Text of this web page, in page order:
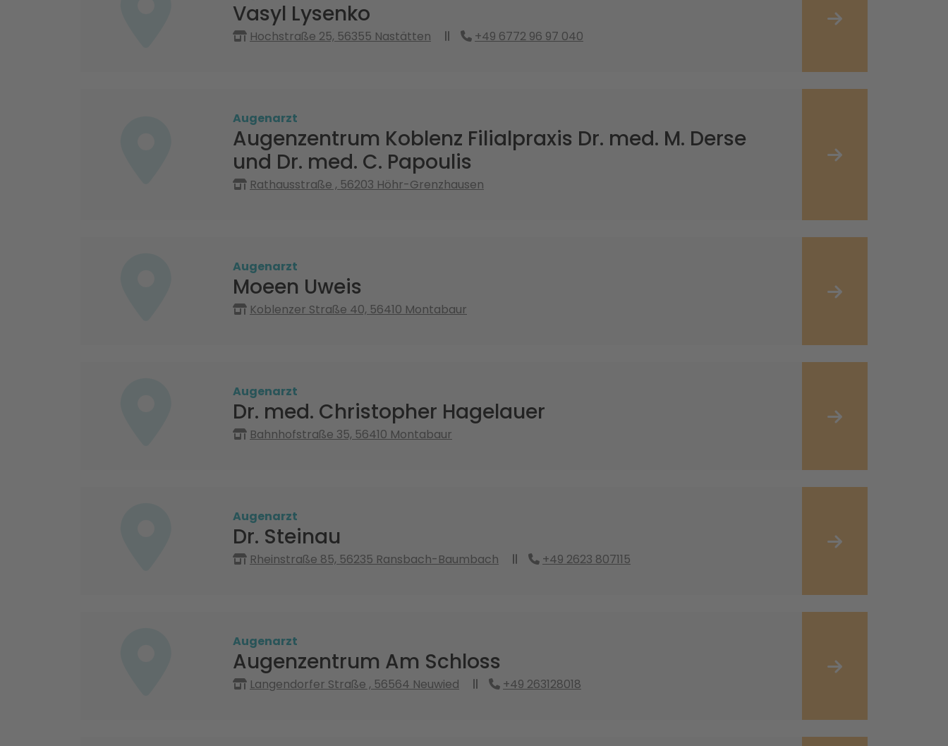
Vasyl Lysenko
Hochstraße 25, 56355 Nastätten +49 6772 96 97 040
Augenarzt
Augenzentrum Koblenz Filialpraxis Dr. med. M. Derse
und Dr. med. C. Papoulis
Rathausstraße , 56203 Höhr-Grenzhausen
Augenarzt
Moeen Uweis
Koblenzer Straße 40, 56410 Montabaur
Augenarzt
Dr. med. Christopher Hagelauer
Bahnhofstraße 35, 56410 Montabaur
Augenarzt
Dr. Steinau
Rheinstraße 85, 56235 Ransbach-Baumbach +49 2623 807115
Augenarzt
Augenzentrum Am Schloss
Langendorfer Straße , 56564 Neuwied +49 263128018